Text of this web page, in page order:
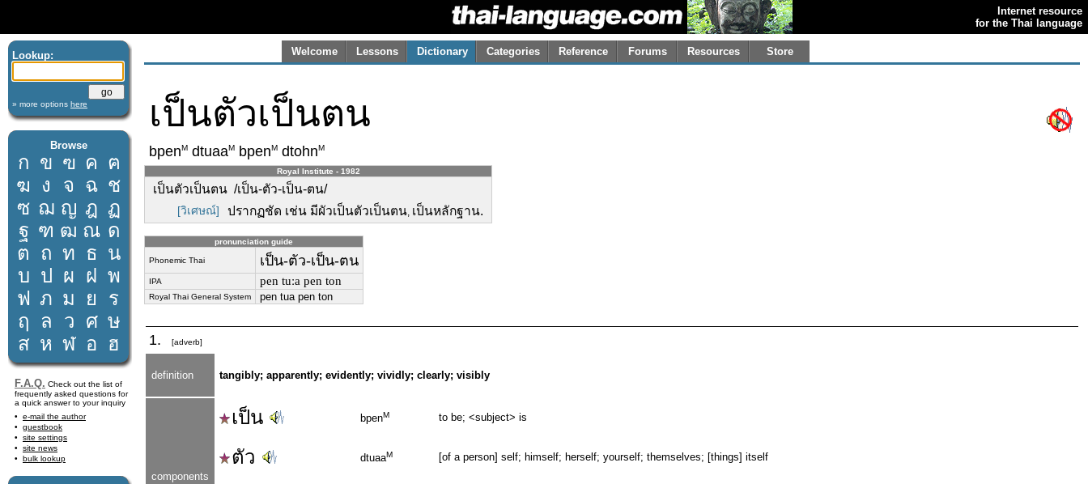
Internet resource
for the Thai language
Lookup:
» more options here
Browse
ก ข ฃ ค ฅ
ฆ ง จ ฉ ช
ซ ฌ ญ ฎ ฏ
ฐ ฑ ฒ ณ ด
ต ถ ท ธ น
บ ป ผ ฝ พ
ฟ ภ ม ย
ร
ฤ
ล ว ศ ษ
ส ห ฬ อ ฮ
F.A.Q. Check out the list of
frequently asked questions for
a quick answer to your inquiry
e-mail the author
guestbook
site settings
site news
bulk lookup
Welcome Lessons Dictionary Categories Reference Forums Resources Store
เป็นตัวเป็นตน
bpenM dtuaaM bpenM dtohnM
Royal Institute - 1982
เป็นตัวเป็นตน /เป็น-ตัว-เป็น-ตน/
[วิเศษณ์] ปรากฏชัด เช่น มีผัวเป็นตัวเป็นตน, เป็นหลักฐาน.
pronunciation guide
Phonemic Thai เป็น-ตัว-เป็น-ตน
IPA pen tuːa pen ton
Royal Thai General System pen tua pen ton
1. [adverb]
definition tangibly; apparently; evidently; vividly; clearly; visibly
components
เป็น bpenM to be; <subject> is
ตัว dtuaaM [of a person] self; himself; herself; yourself; themselves; [things] itself